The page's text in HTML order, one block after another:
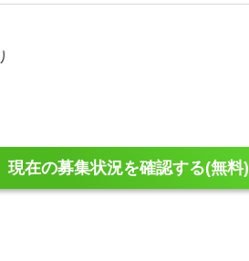
現在の募集状況を確認する(無料)